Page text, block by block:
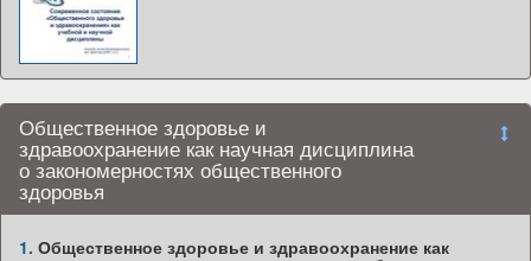
Общественное здоровье и
здравоохранение как научная дисциплина
о закономерностях общественного
здоровья
1. Общественное здоровье и здравоохранение как